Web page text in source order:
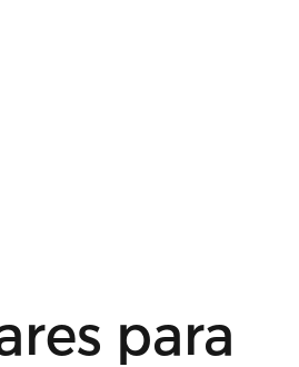
para